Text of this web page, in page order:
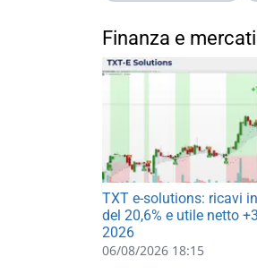
Finanza e mercati
TXT e-solutions: ricavi
del 20,6% e utile netto
2026
06/08/2026 18:15